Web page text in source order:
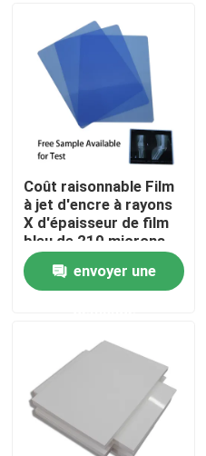
A propos de nous
Visite d'usine
Contrôle de la qualité
Contact
nouvelles
X médical Ray Film
Jet d'encre X Ray Film
radiographique
Coût raisonnable Film
à jet d'encre à rayons
X d'épaisseur de film
bleu de 210 microns
Idéal pour la
radiographie médicale
et industrielle
envoyer une